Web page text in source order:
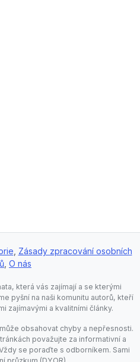
Zásady zpracování osobních
O nás
která vás zajímají a se kterými
pyšní na naši komunitu autorů, kteří
zajímavými a kvalitními články.
obsahovat chyby a nepřesnosti.
považujte za informativní a
se poraďte s odborníkem. Sami